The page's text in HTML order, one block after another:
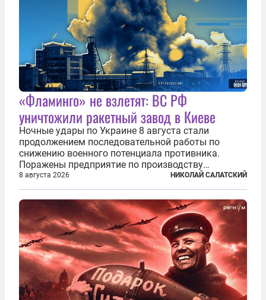
«Фламинго» не взлетят: ВС РФ
уничтожили ракетный завод в Киеве
Ночные удары по Украине 8 августа стали
продолжением последовательной работы по
снижению военного потенциала противника.
Поражены предприятие по производству
крылатых ракет, крупный склад топлива и два
сухогруза с военными грузами. Дополнительно
нанесены удары по объектам в ряде городов. В
Киеве...
8 августа 2026 НИКОЛАЙ САЛАТСКИЙ